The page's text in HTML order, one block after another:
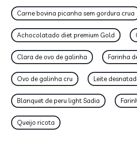
Carne bovina picanha sem gordura crua
Achocolatado diet premium Gold
Clara de ovo de galinha Farinha
Ovo de galinha cru Leite
Blanquet de peru light Sadia
Queijo ricota